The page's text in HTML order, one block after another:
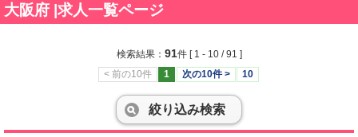
大阪府 |求人一覧ページ
検索結果： 91件 [ 1 - 10 / 91 ]
< 前の10件
1 次の10件 > 10
絞り込み検索